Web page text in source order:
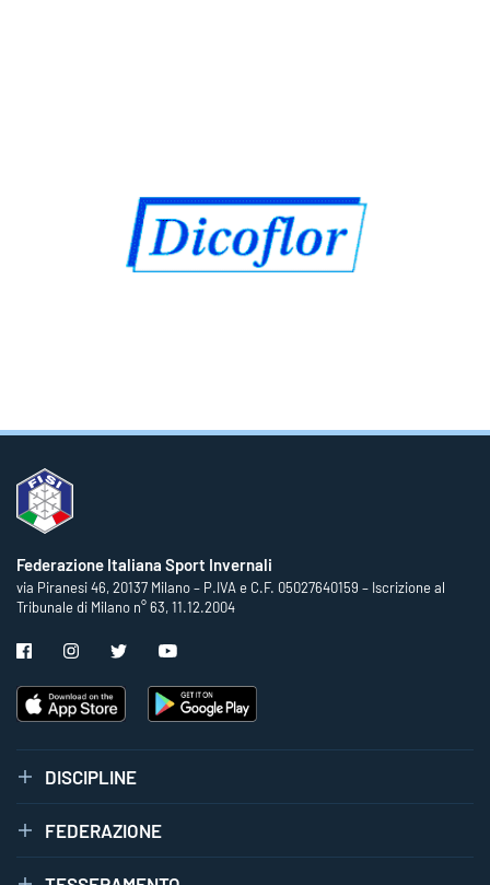
Federazione Italiana Sport Invernali
via Piranesi 46, 20137 Milano – P.IVA e C.F. 05027640159 – Iscrizione al
Tribunale di Milano n° 63, 11.12.2004
DISCIPLINE
FEDERAZIONE